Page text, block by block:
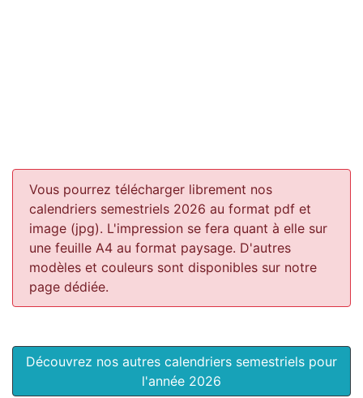
Vous pourrez télécharger librement nos
calendriers semestriels 2026 au format pdf et
image (jpg). L'impression se fera quant à elle sur
une feuille A4 au format paysage. D'autres
modèles et couleurs sont disponibles sur notre
page dédiée.
Découvrez nos autres calendriers semestriels pour
l'année 2026